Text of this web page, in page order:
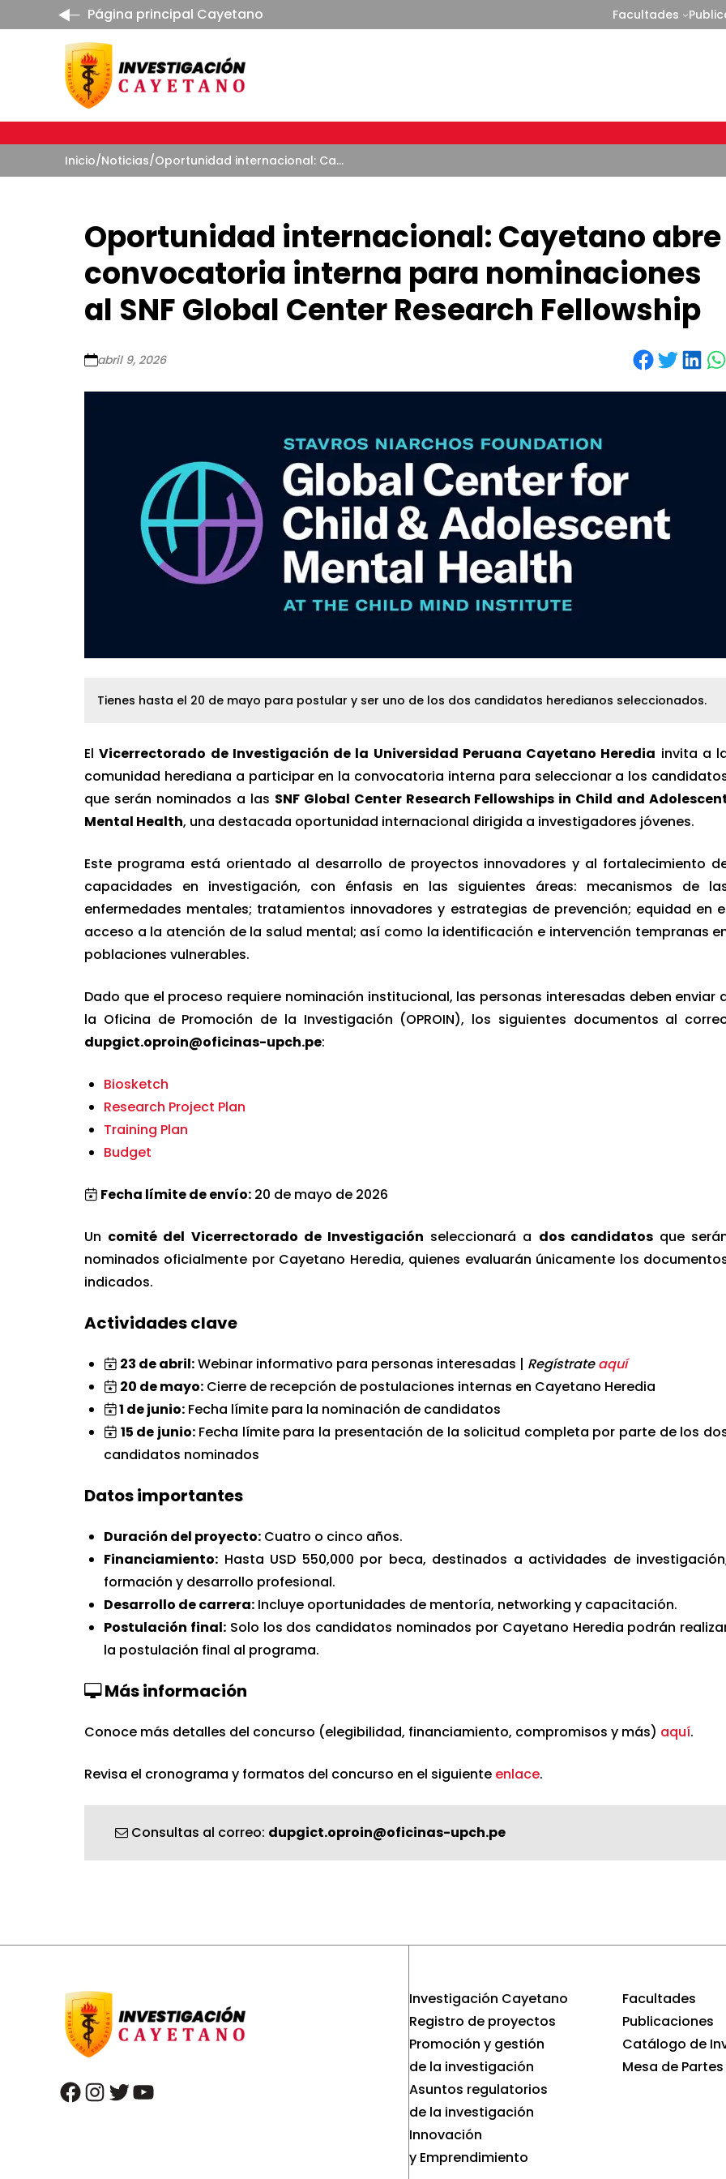
Página principal Cayetano Facultades
Inicio/Noticias/ Oportunidad internacional: Cayetano abre convocatoria interna para nominaciones al SNF Global Center Research Fellowship
Oportunidad internacional: Cayetano abre
convocatoria interna para nominaciones
al SNF Global Center Research Fellowship
abril 9, 2026 Share on Facebook Share on Twitter Share on LinkedIn Share on WhatsApp
Tienes hasta el 20 de mayo para postular y ser uno de los dos candidatos heredianos seleccionados.
ElVicerrectorado de Investigación de la Universidad Peruana Cayetano Heredia invita a
comunidad herediana a participar en la convocatoria interna para seleccionar a los
que serán nominados a las SNF Global Center Research Fellowships in Child and
Mental Health, una destacada oportunidad internacional dirigida a investigadores jóvenes.
Este programa está orientado al desarrollo de proyectos innovadores y al fortalecimiento
capacidades en investigación, con énfasis en las siguientes áreas: mecanismos de
enfermedades mentales; tratamientos innovadores y estrategias de prevención; equidad en
acceso a la atención de la salud mental; así como la identificación e intervención tempranas
poblaciones vulnerables.
Dado que el proceso requiere nominación institucional, las personas interesadas deben enviar
la Oficina de Promoción de la Investigación (OPROIN), los siguientes documentos al
dupgict.oproin@oficinas-upch.pe:
Biosketch
Research Project Plan
Training Plan
Budget
Fecha límite de envío: 20 de mayo de 2026
Un comité del Vicerrectorado de Investigación seleccionará a dos candidatosque
nominados oficialmente por Cayetano Heredia, quienes evaluarán únicamente los
indicados.
Actividades clave
23 de abril:Webinar informativo para personas interesadas | Regístrateaquí
20 de mayo: Cierre de recepción de postulaciones internas en Cayetano Heredia
1 de junio: Fecha límite para la nominación de candidatos
15 de junio: Fecha límite para la presentación de la solicitud completa por parte de los
candidatos nominados
Datos importantes
Duración del proyecto: Cuatro o cinco años.
Financiamiento: Hasta USD 550,000 por beca, destinados a actividades de
formación y desarrollo profesional.
Desarrollo de carrera: Incluye oportunidades de mentoría, networking y capacitación.
Postulación final:Solo los dos candidatos nominados por Cayetano Heredia podrán
la postulación final al programa.
Más información
Conoce más detalles del concurso (elegibilidad, financiamiento, compromisos y más) aquí.
Revisa el cronograma y formatos del concurso en el siguiente enlace.
Consultas al correo: dupgict.oproin@oficinas-upch.pe
facebook instagram twitter youtube
Investigación Cayetano
Registro de proyectos
Promoción y gestión
de la investigación
Asuntos regulatorios
de la investigación
Innovación
y Emprendimiento
Facultades
Publicaciones
Catálogo de
Mesa de Partes